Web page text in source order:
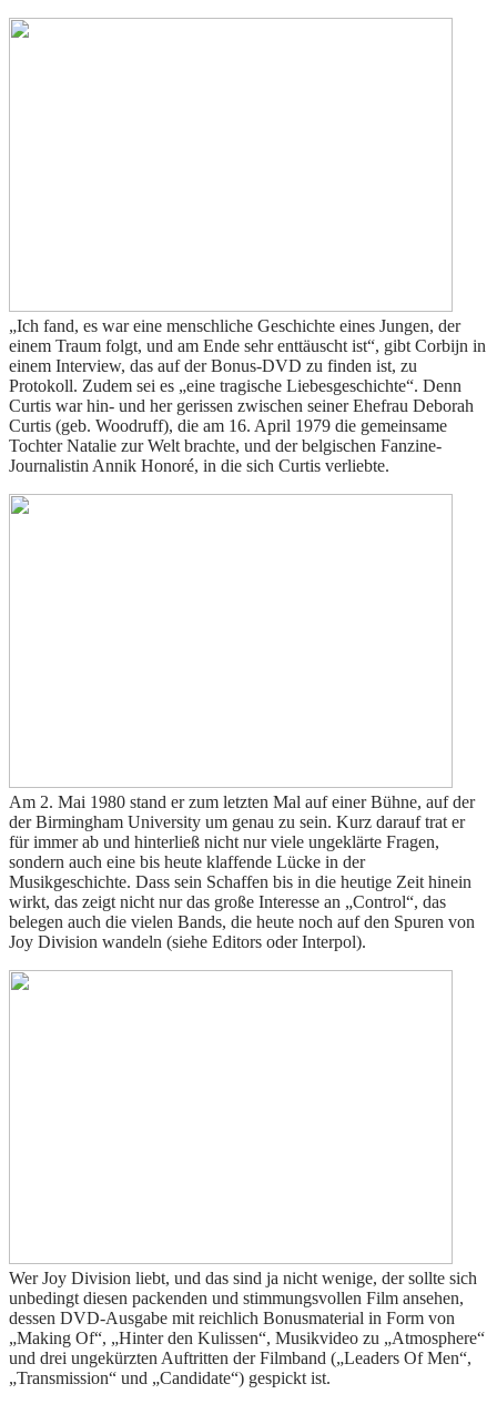
„Ich fand, es war eine menschliche Geschichte eines Jungen, der
einem Traum folgt, und am Ende sehr enttäuscht ist“, gibt Corbijn in
einem Interview, das auf der Bonus-DVD zu finden ist, zu
Protokoll. Zudem sei es „eine tragische Liebesgeschichte“. Denn
Curtis war hin- und her gerissen zwischen seiner Ehefrau Deborah
Curtis (geb. Woodruff), die am 16. April 1979 die gemeinsame
Tochter Natalie zur Welt brachte, und der belgischen Fanzine-
Journalistin Annik Honoré, in die sich Curtis verliebte.
Am 2. Mai 1980 stand er zum letzten Mal auf einer Bühne, auf der
der Birmingham University um genau zu sein. Kurz darauf trat er
für immer ab und hinterließ nicht nur viele ungeklärte Fragen,
sondern auch eine bis heute klaffende Lücke in der
Musikgeschichte. Dass sein Schaffen bis in die heutige Zeit hinein
wirkt, das zeigt nicht nur das große Interesse an „Control“, das
belegen auch die vielen Bands, die heute noch auf den Spuren von
Joy Division wandeln (siehe Editors oder Interpol).
Wer Joy Division liebt, und das sind ja nicht wenige, der sollte sich
unbedingt diesen packenden und stimmungsvollen Film ansehen,
dessen DVD-Ausgabe mit reichlich Bonusmaterial in Form von
„Making Of“, „Hinter den Kulissen“, Musikvideo zu „Atmosphere“
und drei ungekürzten Auftritten der Filmband („Leaders Of Men“,
„Transmission“ und „Candidate“) gespickt ist.